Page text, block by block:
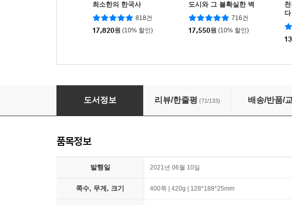
최소한의 한국사
818건
17,820원 (10% 할인)
도시와 그 불확실한 벽
716건
17,550원 (10% 할인)
다
지구인만큼 지구를 사랑할 순 없어
도서정보 리뷰/한줄평 (71/133) 배송/반품/
품목정보
발행일 2021년 06월 10일
쪽수, 무게, 크기 400쪽 | 420g | 128*188*25mm